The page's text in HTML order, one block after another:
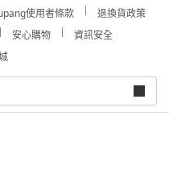
使用者條款
退換貨政策
安心購物
資訊安全